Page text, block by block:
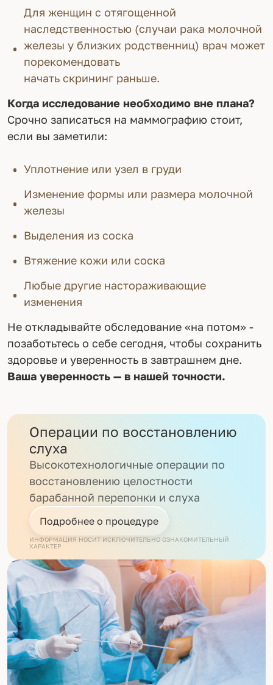
Для женщин с отягощенной
наследственностью (случаи рака молочной
железы у близких родственниц) врач может
порекомендовать
начать скрининг раньше.
Когда исследование необходимо вне плана?
Срочно записаться на маммографию стоит,
если вы заметили:
Уплотнение или узел в груди
Изменение формы или размера молочной
железы
Выделения из соска
Втяжение кожи или соска
Любые другие настораживающие
изменения
Не откладывайте обследование «на потом» -
позаботьтесь о себе сегодня, чтобы сохранить
здоровье и уверенность в завтрашнем дне.
Ваша уверенность — в нашей точности.
Операции по восстановлению
слуха
Высокотехнологичные операции по
восстановлению целостности
барабанной перепонки и слуха
Подробнее о процедуре
ИНФОРМАЦИЯ НОСИТ ИСКЛЮЧИТЕЛЬНО ОЗНАКОМИТЕЛЬНЫЙ
ХАРАКТЕР